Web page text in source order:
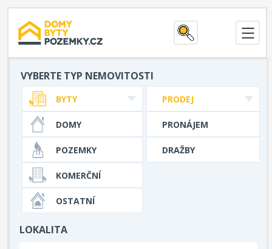
VYBERTE TYP NEMOVITOSTI
PRODEJ
PRONÁJEM
DRAŽBY
BYTY
DOMY
POZEMKY
KOMERČNÍ
OSTATNÍ
LOKALITA